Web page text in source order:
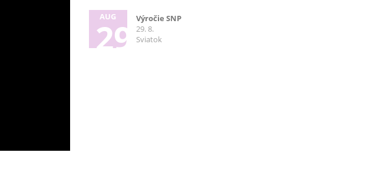
AUG
29
Výročie SNP
29. 8.
Sviatok